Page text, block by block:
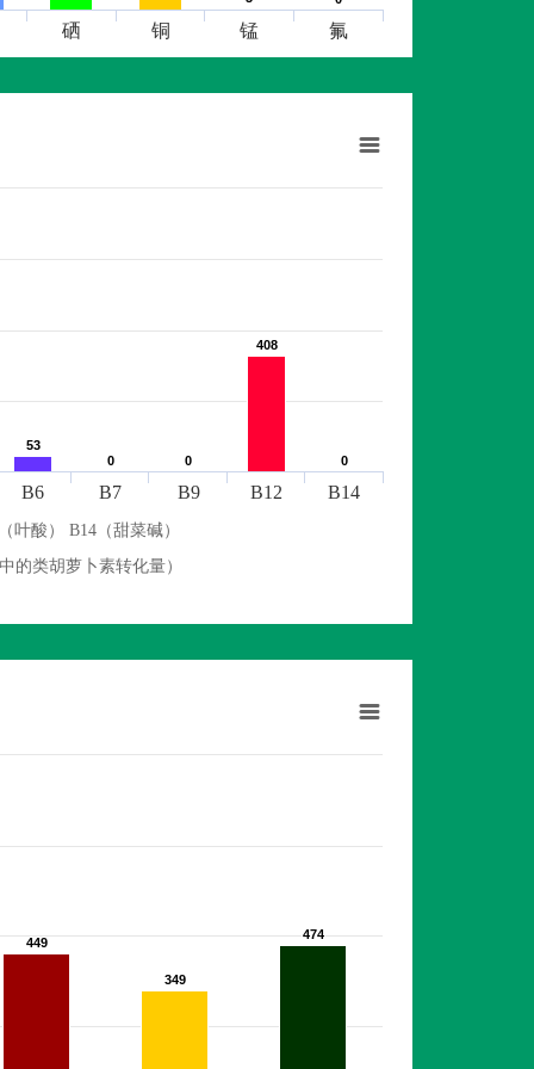
硒 铜 锰 氟
53
53
0
0 0
0
408
408
0
0
B6 B7 B9 B12 B14
叶酸） B14（甜菜碱）
的类胡萝卜素转化量）
449
449
349
349
474
474